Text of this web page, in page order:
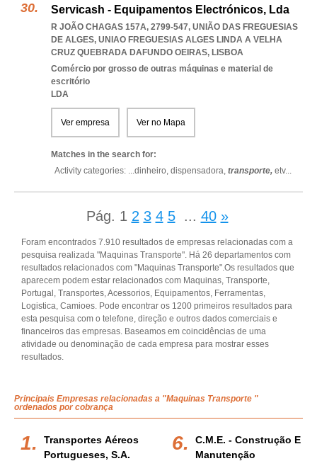
Servicash - Equipamentos Electrónicos, Lda
R JOÃO CHAGAS 157A, 2799-547, UNIÃO DAS FREGUESIAS
DE ALGES, UNIAO FREGUESIAS ALGES LINDA A VELHA
CRUZ QUEBRADA DAFUNDO OEIRAS, LISBOA
Comércio por grosso de outras máquinas e material de
escritório
LDA
Ver empresa Ver no Mapa
Matches in the search for:
Activity categories: ...dinheiro, dispensadora, transporte, etv...
Pág. 1 2 3 4 5 ... 40 »
Foram encontrados 7.910 resultados de empresas relacionadas com a
pesquisa realizada "Maquinas Transporte". Há 26 departamentos com
resultados relacionados com "Maquinas Transporte".Os resultados que
aparecem podem estar relacionados com Maquinas, Transporte,
Portugal, Transportes, Acessorios, Equipamentos, Ferramentas,
Logistica, Camioes. Pode encontrar os 1200 primeiros resultados para
esta pesquisa com o telefone, direção e outros dados comerciais e
financeiros das empresas. Baseamos em coincidências de uma
atividade ou denominação de cada empresa para mostrar esses
resultados.
Principais Empresas relacionadas a "Maquinas Transporte "
ordenados por cobrança
Transportes Aéreos
Portugueses, S.a.
C.m.e. - Construção E
Manutenção